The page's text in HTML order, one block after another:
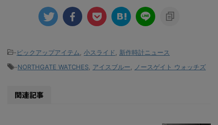
-ピックアップアイテム 小スライド
新作時計ニュース
-NORTHGATE WATCHES アイスブルー ノースゲイト ウォッチズ
関連記事